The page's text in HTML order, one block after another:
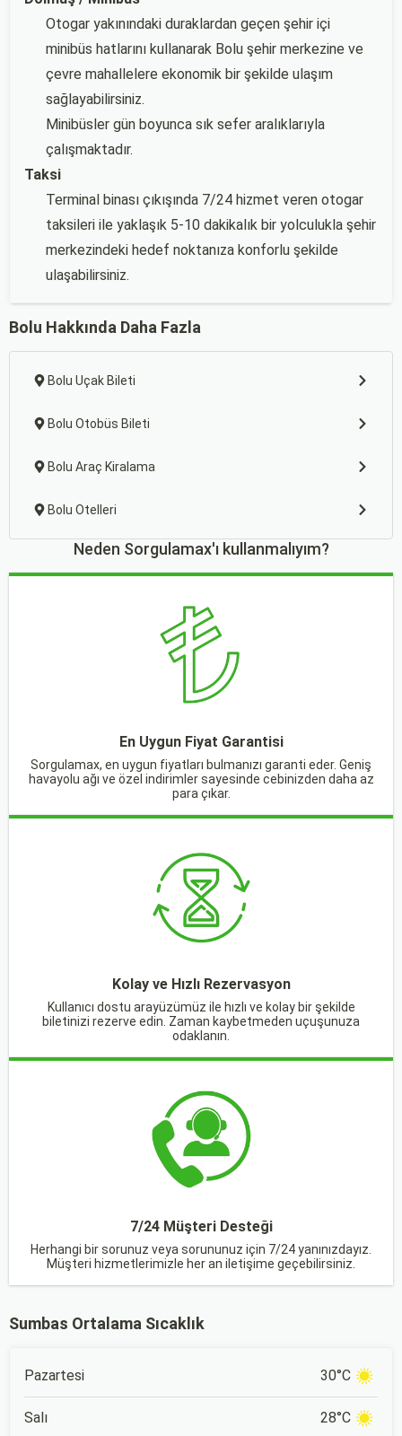
Otogar yakınındaki duraklardan geçen şehir içi
minibüs hatlarını kullanarak Bolu şehir merkezine ve
çevre mahallelere ekonomik bir şekilde ulaşım
sağlayabilirsiniz.
Minibüsler gün boyunca sık sefer aralıklarıyla
çalışmaktadır.
Taksi
Terminal binası çıkışında 7/24 hizmet veren otogar
taksileri ile yaklaşık 5-10 dakikalık bir yolculukla şehir
merkezindeki hedef noktanıza konforlu şekilde
ulaşabilirsiniz.
Bolu Hakkında Daha Fazla
Bolu Uçak Bileti
Bolu Otobüs Bileti
Bolu Araç Kiralama
Bolu Otelleri
Neden Sorgulamax'ı kullanmalıyım?
En Uygun Fiyat Garantisi
Sorgulamax, en uygun fiyatları bulmanızı garanti eder. Geniş
havayolu ağı ve özel indirimler sayesinde cebinizden daha az
para çıkar.
Kolay ve Hızlı Rezervasyon
Kullanıcı dostu arayüzümüz ile hızlı ve kolay bir şekilde
biletinizi rezerve edin. Zaman kaybetmeden uçuşunuza
odaklanın.
7/24 Müşteri Desteği
Herhangi bir sorunuz veya sorununuz için 7/24 yanınızdayız.
Müşteri hizmetlerimizle her an iletişime geçebilirsiniz.
Sumbas Ortalama Sıcaklık
Pazartesi 30°C
Salı 28°C